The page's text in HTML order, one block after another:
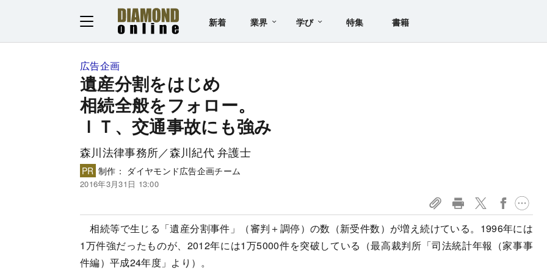
新着 業界 学び 特集 書籍
広告企画
遺産分割をはじめ
相続全般をフォロー。
ＩＴ、交通事故にも強み
森川法律事務所／森川紀代 弁護士
PR 制作： ダイヤモンド広告企画チーム
2016年3月31日 13:00
相続等で生じる「遺産分割事件」（審判＋調停）の数（新受件数）が増え続けている。1996年には
1万件強だったものが、2012年には1万5000件を突破している（最高裁判所「司法統計年報（家事事
件編）平成24年度」より）。